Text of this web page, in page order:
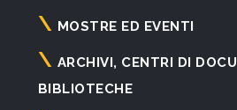
principale
MOSTRE ED EVENTI
ARCHIVI, CENTRI DI
BIBLIOTECHE